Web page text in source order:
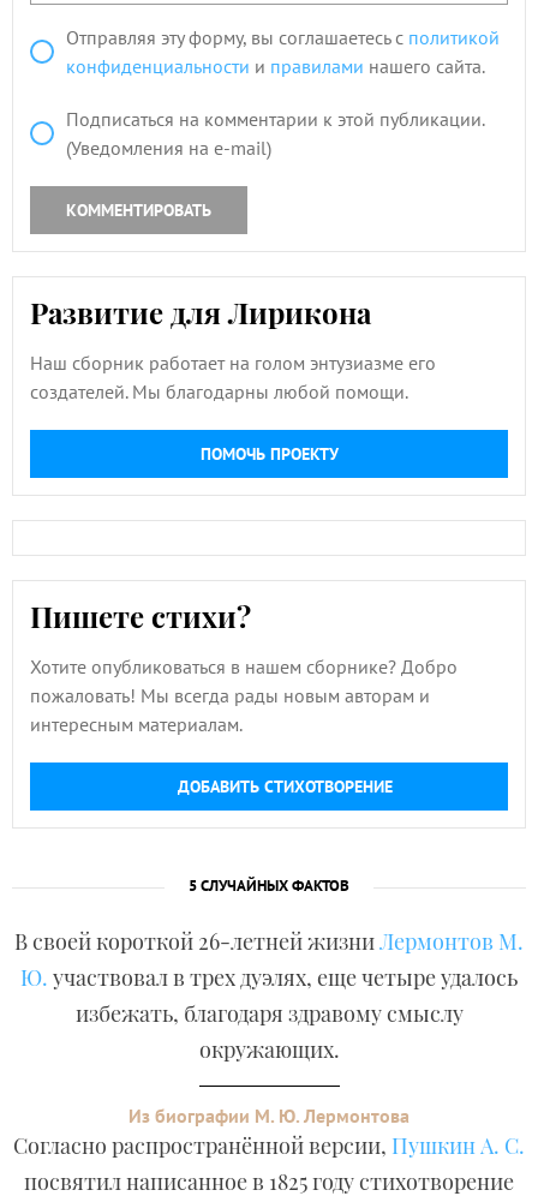
Отправляя эту форму, вы соглашаетесь с политикой
конфиденциальности и правилами нашего сайта.
Подписаться на комментарии к этой публикации.
(Уведомления на e-mail)
КОММЕНТИРОВАТЬ
Развитие для Лирикона
Наш сборник работает на голом энтузиазме его
создателей. Мы благодарны любой помощи.
ПОМОЧЬ ПРОЕКТУ
Пишете стихи?
Хотите опубликоваться в нашем сборнике? Добро
пожаловать! Мы всегда рады новым авторам и
интересным материалам.
ДОБАВИТЬ СТИХОТВОРЕНИЕ
5 СЛУЧАЙНЫХ ФАКТОВ
В своей короткой 26-летней жизниЛермонтов М.
Ю. участвовал в трех дуэлях, еще четыре удалось
избежать, благодаря здравому смыслу
окружающих.
Из биографии М. Ю. Лермонтова
Согласно распространённой версии, Пушкин А. С.
посвятил написанное в 1825 году стихотворение